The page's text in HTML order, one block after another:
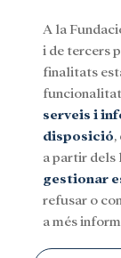
Menu
Social
A la
i de tercers
finalitats
serveis i
disposició
a partir dels
gestionar
refusar o
a més